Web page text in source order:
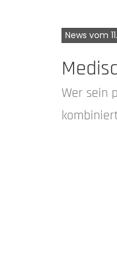
News vom
Wer sein